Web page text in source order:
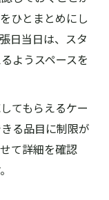
ひとまとめにし
日当日は、スタ
ようスペースを
てもらえるケー
る品目に制限が
て詳細を確認